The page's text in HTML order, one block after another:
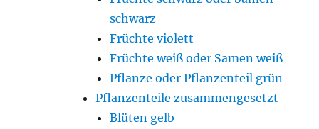
schwarz
Früchte violett
Früchte weiß oder Samen weiß
Pflanze oder Pflanzenteil grün
Pflanzenteile zusammengesetzt
Blüten gelb